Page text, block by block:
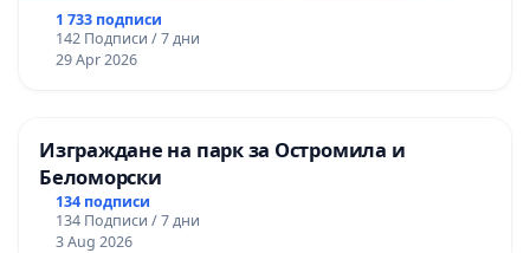
1 733 подписи
142 Подписи / 7 дни
29 Apr 2026
Изграждане на парк за Остромила и
Беломорски
134 подписи
134 Подписи / 7 дни
3 Aug 2026